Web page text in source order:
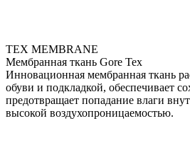
TEX MEMBRANE
Мембранная ткань Gore Tex
Инновационная мембранная ткань
обуви и подкладкой, обеспечивает
предотвращает попадание влаги
высокой воздухопроницаемостью.